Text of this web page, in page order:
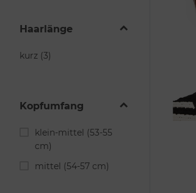
Haarlänge
kurz (3)
Kopfumfang
klein-mittel (53-55
cm)
mittel (54-57 cm)